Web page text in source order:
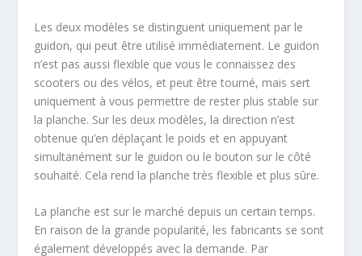
Les deux modèles se distinguent uniquement par le
guidon, qui peut être utilisé immédiatement. Le guidon
n’est pas aussi flexible que vous le connaissez des
scooters ou des vélos, et peut être tourné, mais sert
uniquement à vous permettre de rester plus stable sur
la planche. Sur les deux modèles, la direction n’est
obtenue qu’en déplaçant le poids et en appuyant
simultanément sur le guidon ou le bouton sur le côté
souhaité. Cela rend la planche très flexible et plus sûre.
La planche est sur le marché depuis un certain temps.
En raison de la grande popularité, les fabricants se sont
également développés avec la demande. Par